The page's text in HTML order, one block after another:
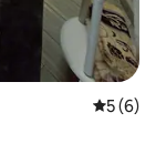
從 6 則評
5 (6)